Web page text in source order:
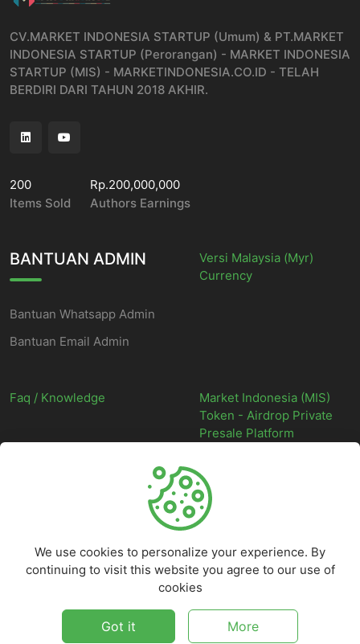
CV.MARKET INDONESIA STARTUP (Umum) & PT.MARKET
INDONESIA STARTUP (Perorangan) - MARKET INDONESIA
STARTUP (MIS) - MARKETINDONESIA.CO.ID - TELAH
BERDIRI DARI TAHUN 2018 AKHIR.
200
Items Sold
Rp.200,000,000
Authors Earnings
BANTUAN ADMIN
Bantuan Whatsapp Admin
Bantuan Email Admin
Versi Malaysia (Myr)
Currency
Faq / Knowledge
Market Indonesia (MIS)
Token - Airdrop Private
Presale Platform
Terpercaya - All rights reserved.
We use cookies to personalize your experience. By
continuing to visit this website you agree to our use of
cookies
Got it More